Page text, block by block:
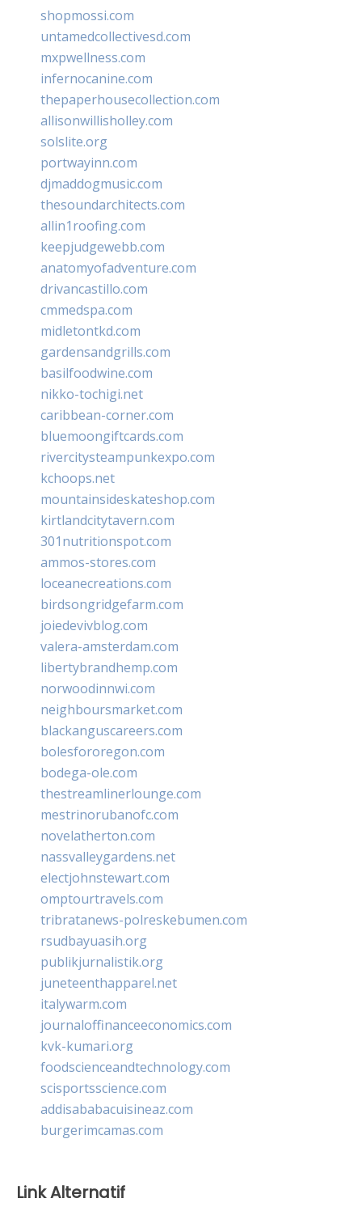
shopmossi.com
untamedcollectivesd.com
mxpwellness.com
infernocanine.com
thepaperhousecollection.com
allisonwillisholley.com
solslite.org
portwayinn.com
djmaddogmusic.com
thesoundarchitects.com
allin1roofing.com
keepjudgewebb.com
anatomyofadventure.com
drivancastillo.com
cmmedspa.com
midletontkd.com
gardensandgrills.com
basilfoodwine.com
nikko-tochigi.net
caribbean-corner.com
bluemoongiftcards.com
rivercitysteampunkexpo.com
kchoops.net
mountainsideskateshop.com
kirtlandcitytavern.com
301nutritionspot.com
ammos-stores.com
loceanecreations.com
birdsongridgefarm.com
joiedevivblog.com
valera-amsterdam.com
libertybrandhemp.com
norwoodinnwi.com
neighboursmarket.com
blackanguscareers.com
bolesfororegon.com
bodega-ole.com
thestreamlinerlounge.com
mestrinorubanofc.com
novelatherton.com
nassvalleygardens.net
electjohnstewart.com
omptourtravels.com
tribratanews-polreskebumen.com
rsudbayuasih.org
publikjurnalistik.org
juneteenthapparel.net
italywarm.com
journaloffinanceeconomics.com
kvk-kumari.org
foodscienceandtechnology.com
scisportsscience.com
addisababacuisineaz.com
burgerimcamas.com
Link Alternatif